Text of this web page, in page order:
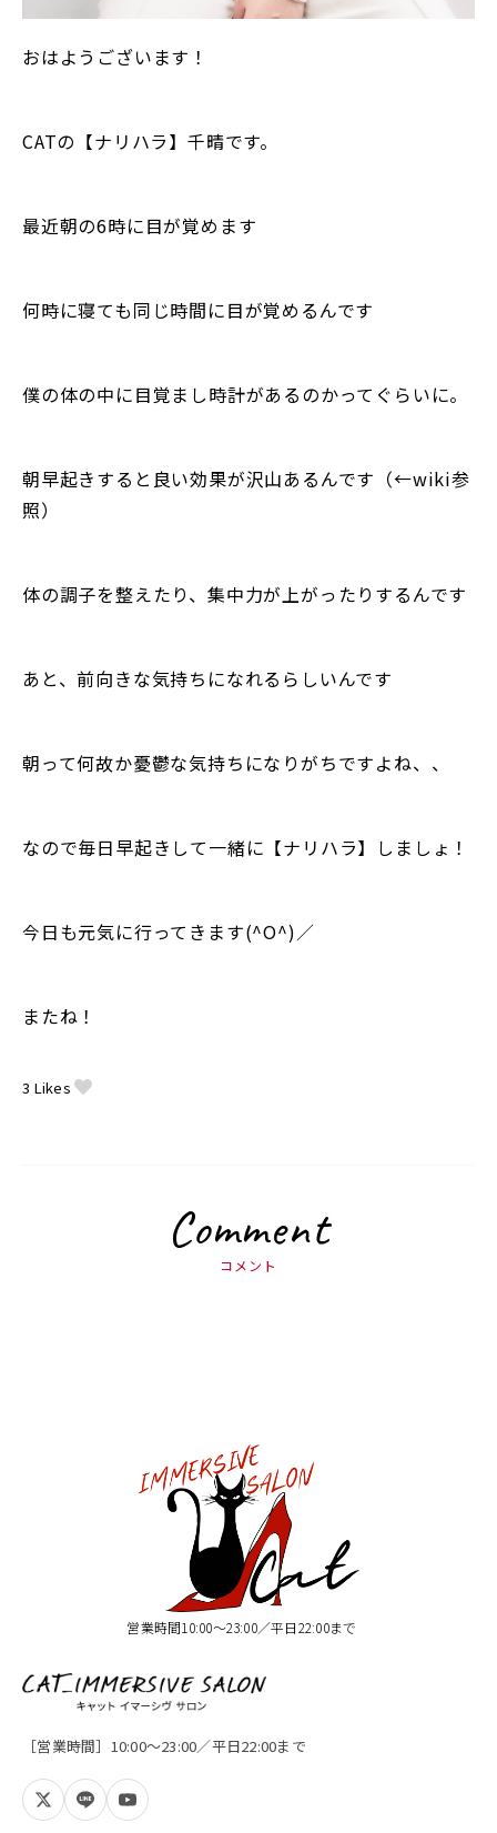
おはようございます！
CATの【ナリハラ】千晴です。
最近朝の6時に目が覚めます
何時に寝ても同じ時間に目が覚めるんです
僕の体の中に目覚まし時計があるのかってぐらいに。
朝早起きすると良い効果が沢山あるんです（←wiki参
照）
体の調子を整えたり、集中力が上がったりするんです
あと、前向きな気持ちになれるらしいんです
朝って何故か憂鬱な気持ちになりがちですよね、、
なので毎日早起きして一緒に【ナリハラ】しましょ！
今日も元気に行ってきます(^O^)／
またね！
3 Likes
Comment
コメント
営業時間10:00〜23:00／平日22:00まで
［営業時間］10:00〜23:00／平日22:00まで